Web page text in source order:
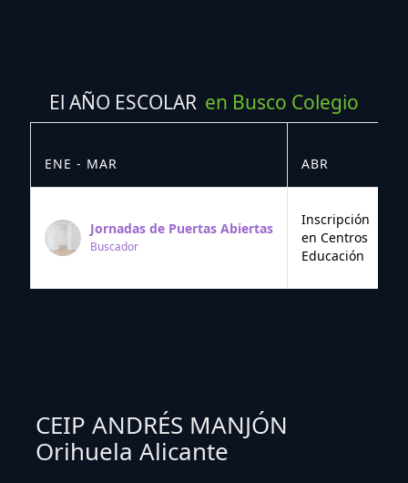
El AÑO ESCOLAR en Busco Colegio
ENE - MAR ABR
Jornadas de Puertas Abiertas
Buscador
Inscripción
en Centros
Educación
CEIP ANDRÉS MANJÓN
Orihuela Alicante